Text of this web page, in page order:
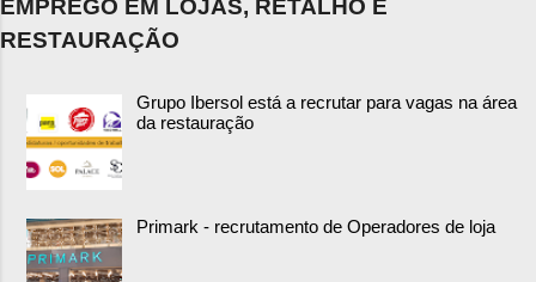
EMPREGO EM LOJAS, RETALHO E
RESTAURAÇÃO
Grupo Ibersol está a recrutar para vagas na área
da restauração
Primark - recrutamento de Operadores de loja